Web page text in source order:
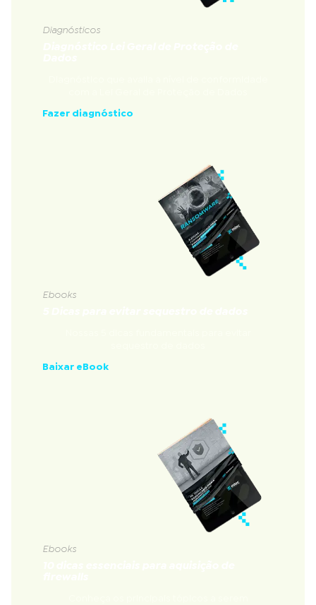
Diagnósticos
Fazer diagnóstico
Ebooks
Baixar eBook
Ebooks